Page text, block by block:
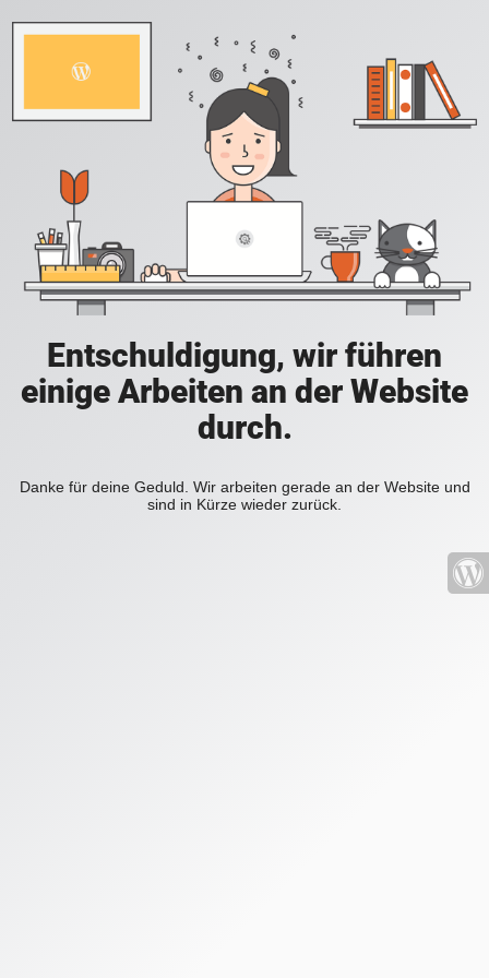
Entschuldigung, wir führen
einige Arbeiten an der Website
durch.
Danke für deine Geduld. Wir arbeiten gerade an der Website und
sind in Kürze wieder zurück.